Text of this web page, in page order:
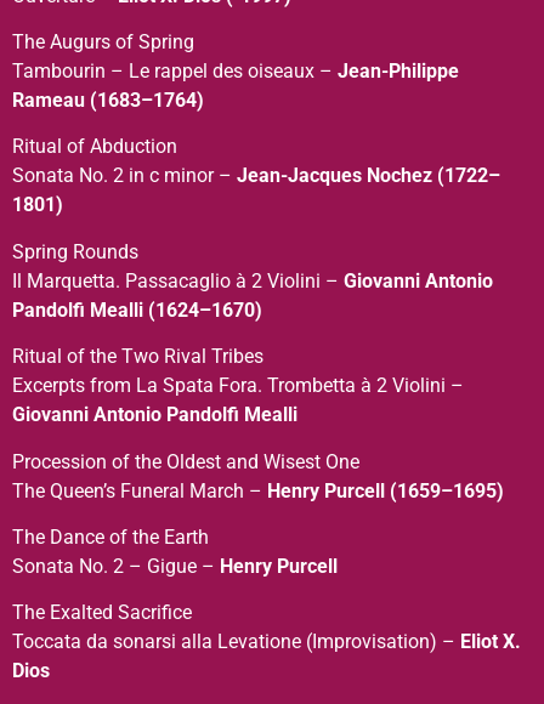
The Augurs of Spring
Tambourin – Le rappel des oiseaux – Jean-Philippe
Rameau (1683–1764)
Ritual of Abduction
Sonata No. 2 in c minor – Jean-Jacques Nochez (1722–
1801)
Spring Rounds
Il Marquetta. Passacaglio à 2 Violini – Giovanni Antonio
Pandolfi Mealli (1624–1670)
Ritual of the Two Rival Tribes
Excerpts from La Spata Fora. Trombetta à 2 Violini –
Giovanni Antonio Pandolfi Mealli
Procession of the Oldest and Wisest One
The Queen’s Funeral March – Henry Purcell (1659–1695)
The Dance of the Earth
Sonata No. 2 – Gigue – Henry Purcell
The Exalted Sacrifice
Toccata da sonarsi alla Levatione (Improvisation) – Eliot X.
Dios